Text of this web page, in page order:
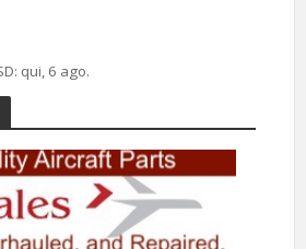
: qui, 6 ago.